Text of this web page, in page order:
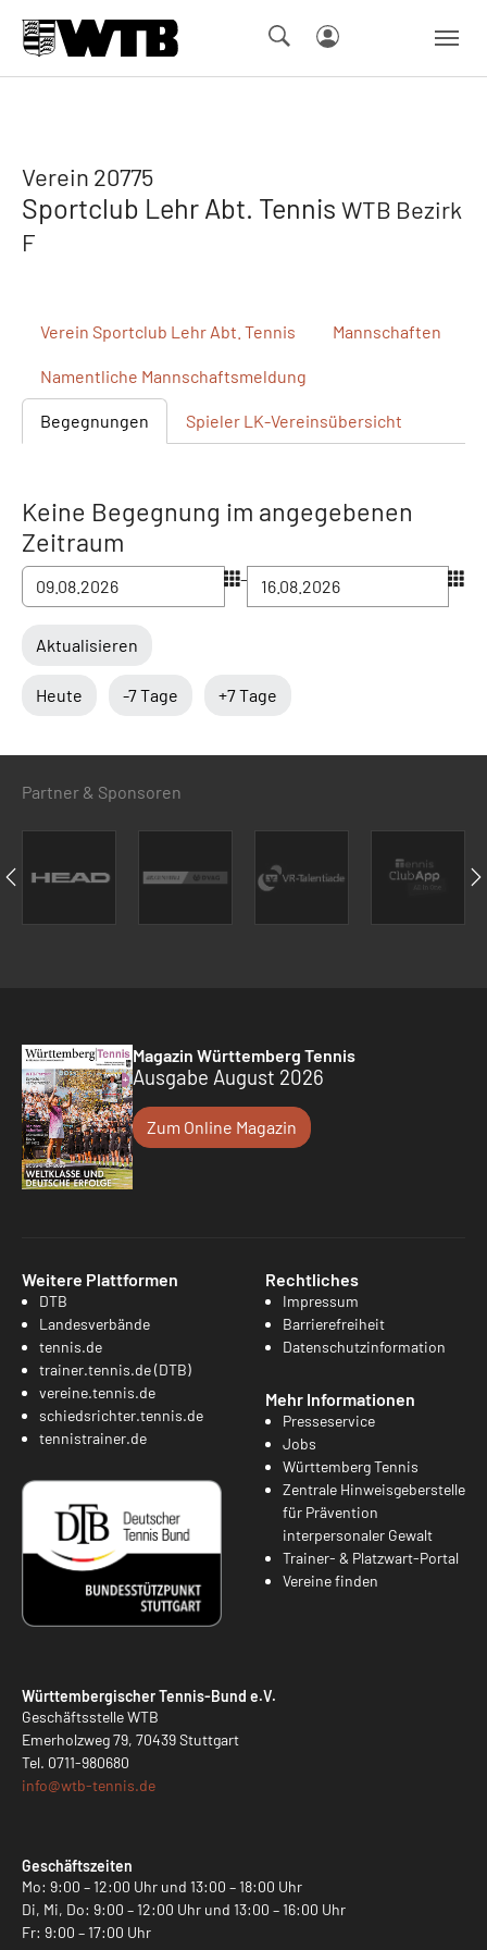
Verein 20775
Sportclub Lehr Abt. Tennis WTB Bezirk
F
Verein Sportclub Lehr Abt. Tennis Mannschaften
Namentliche Mannschaftsmeldung
Begegnungen Spieler LK-Vereinsübersicht
Keine Begegnung im angegebenen
Zeitraum
–
Aktualisieren
Heute -7 Tage +7 Tage
Partner & Sponsoren
Magazin Württemberg Tennis
Ausgabe August 2026
Zum Online Magazin
Weitere Plattformen
DTB
Landesverbände
tennis.de
trainer.tennis.de (DTB)
vereine.tennis.de
schiedsrichter.tennis.de
tennistrainer.de
Rechtliches
Impressum
Barrierefreiheit
Datenschutzinformation
Mehr Informationen
Presseservice
Jobs
Württemberg Tennis
Zentrale Hinweisgeberstelle
für Prävention
interpersonaler Gewalt
Trainer- & Platzwart-Portal
Vereine finden
Württembergischer Tennis-Bund e.V.
Geschäftsstelle WTB
Emerholzweg 79, 70439 Stuttgart
Tel. 0711-980680
info@wtb-tennis.de
Geschäftszeiten
Mo: 9:00 – 12:00 Uhr und 13:00 – 18:00 Uhr
Di, Mi, Do: 9:00 – 12:00 Uhr und 13:00 – 16:00 Uhr
Fr: 9:00 – 17:00 Uhr